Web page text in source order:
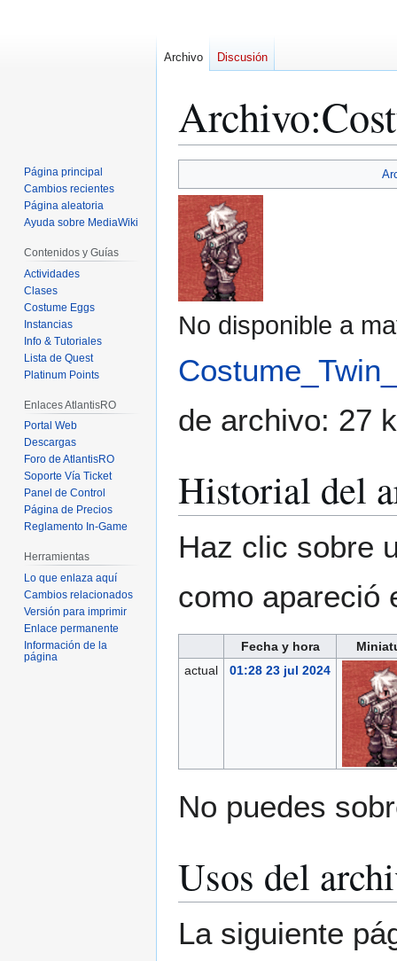
Archivo:
a
la
navegación
a
la
búsqueda
No disponible a
de archivo: 27
Historial del
Haz clic sobre
como apareció
Fecha y hora
actual
01:28 23 jul 2024
No puedes
Usos del
La siguiente
Archivo Discusión
Página principal
Cambios recientes
Página aleatoria
Ayuda sobre MediaWiki
Contenidos y Guías
Actividades
Clases
Costume Eggs
Instancias
Info & Tutoriales
Lista de Quest
Platinum Points
Enlaces AtlantisRO
Portal Web
Descargas
Foro de AtlantisRO
Soporte Vía Ticket
Panel de Control
Página de Precios
Reglamento In-Game
Herramientas
Lo que enlaza aquí
Cambios relacionados
Versión para imprimir
Enlace permanente
Información de la
página